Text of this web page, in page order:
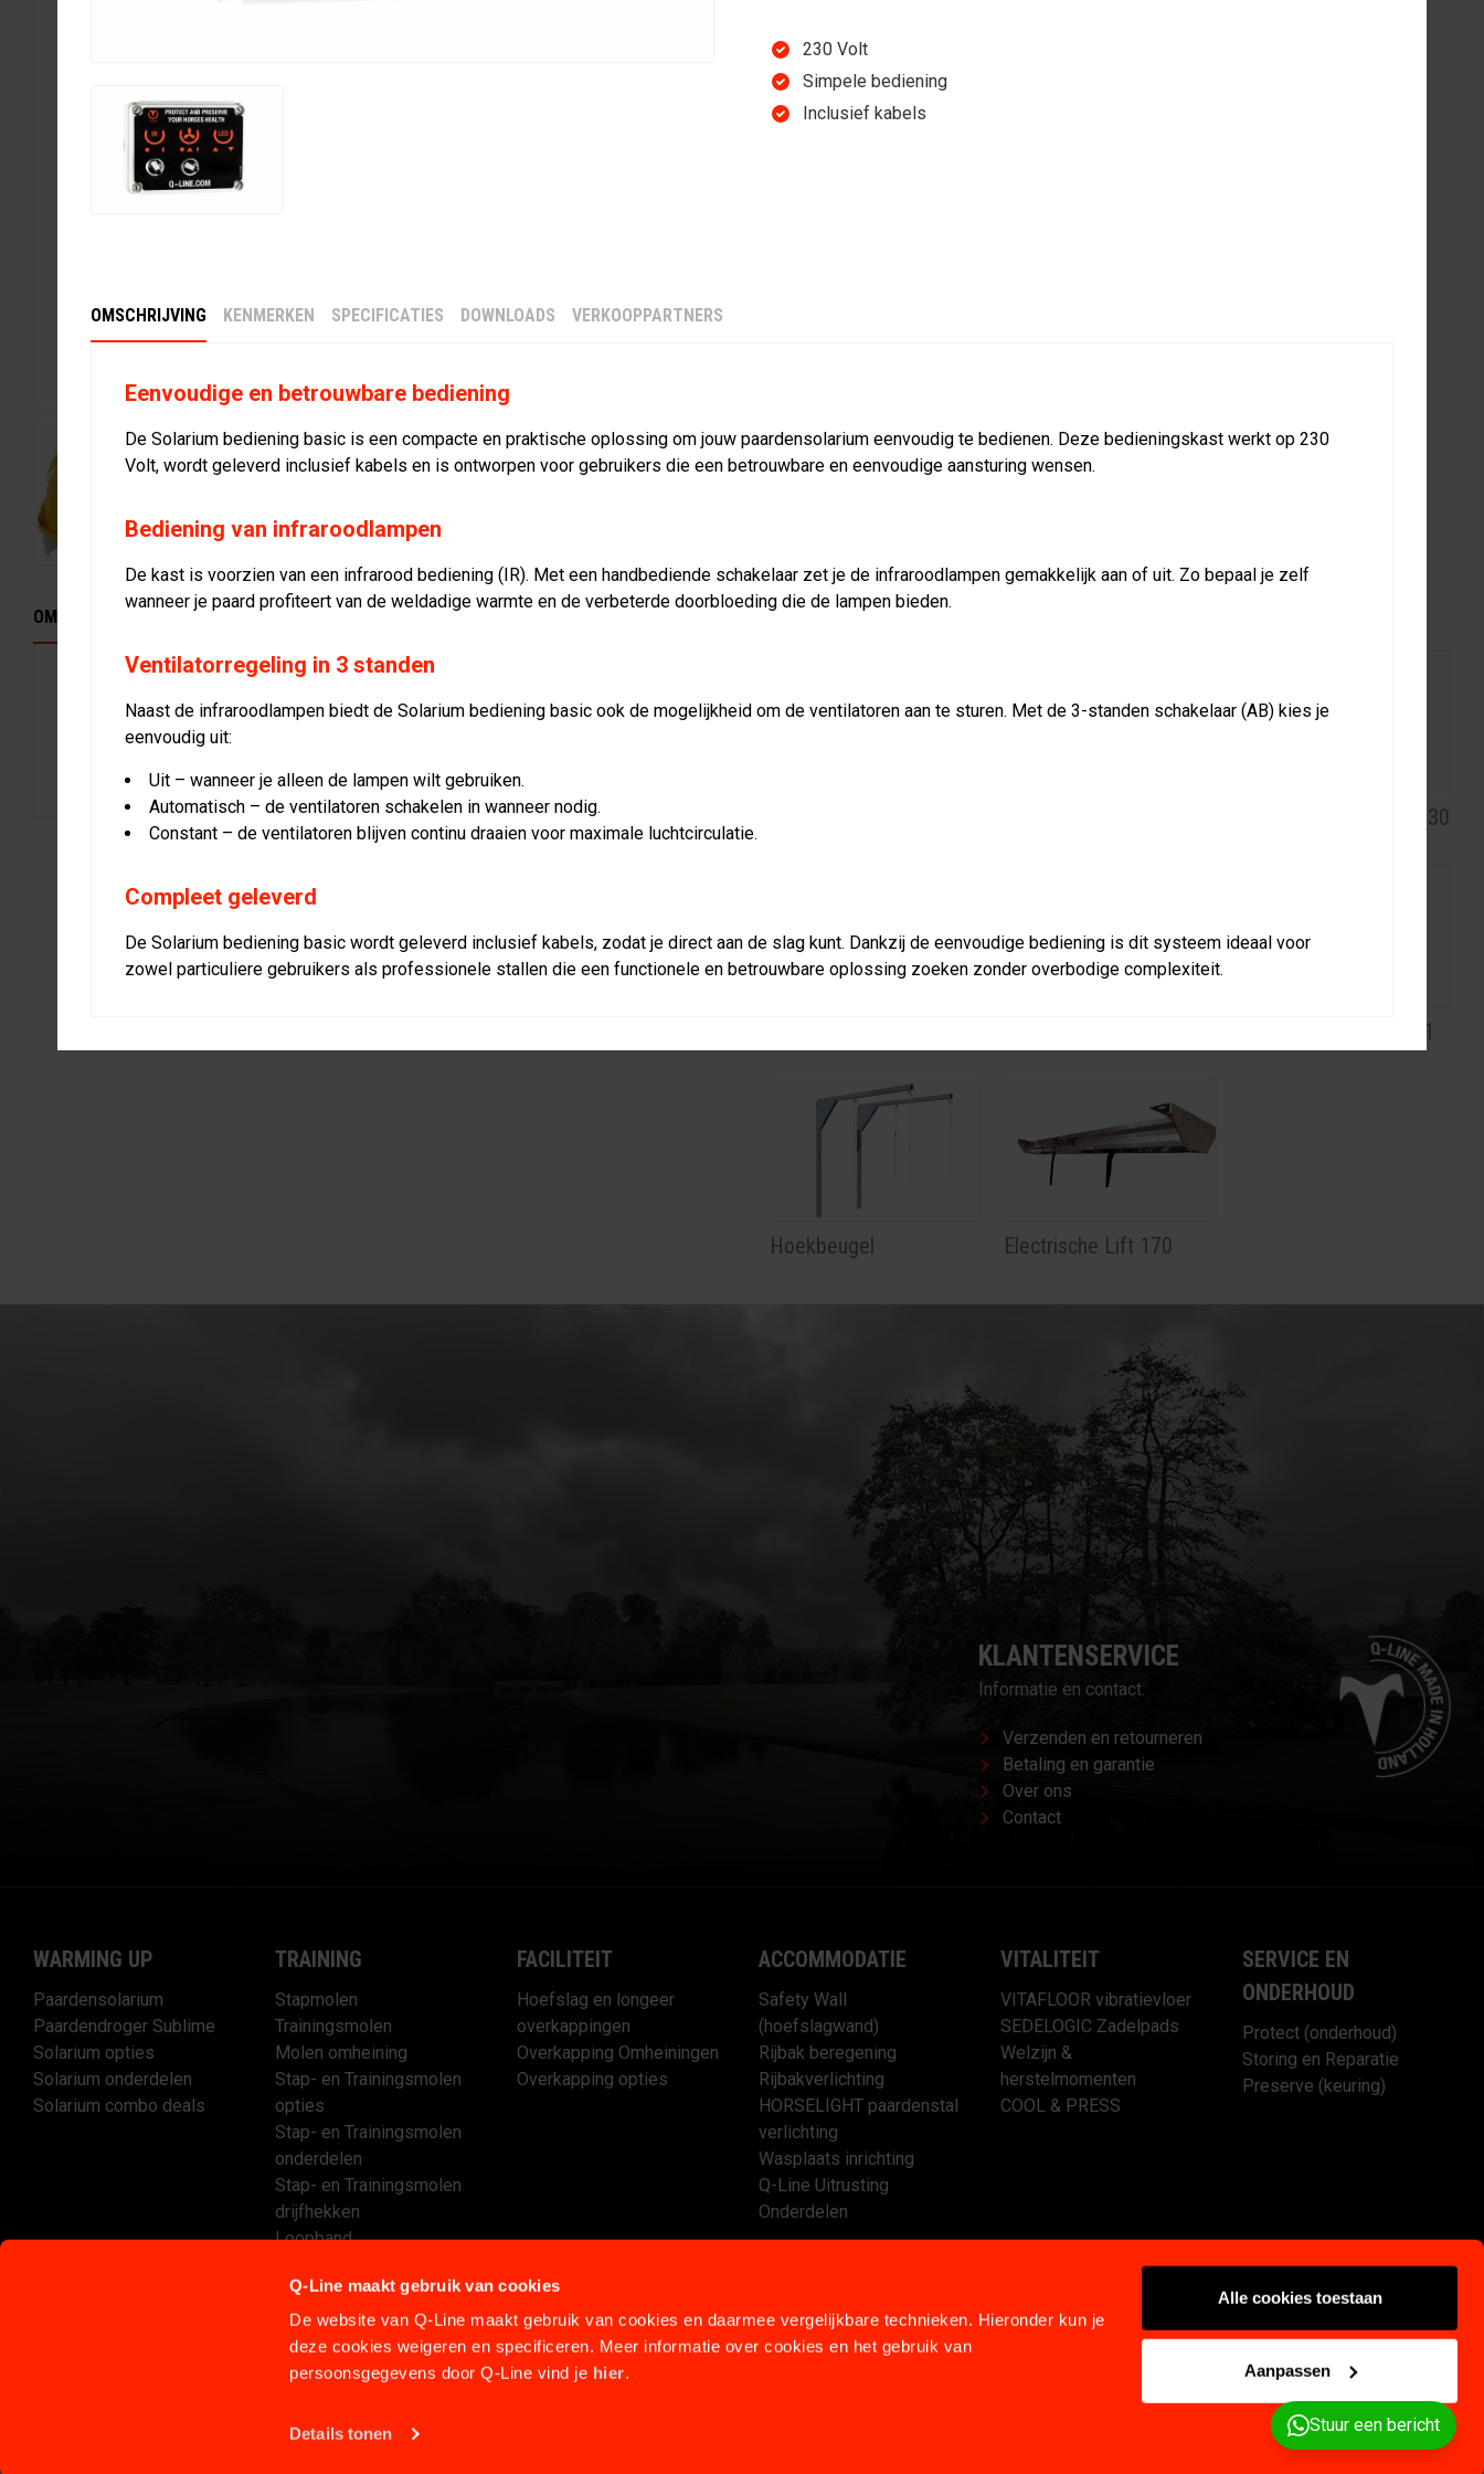
Q-Line maakt gebruik van cookies
De website van Q-Line maakt gebruik van cookies en daarmee vergelijkbare technieken. Hieronder kun je
deze cookies weigeren en specificeren. Meer informatie over cookies en het gebruik van
persoonsgegevens door Q-Line vind je hier.
Details tonen
Alle cookies toestaan
Aanpassen
Stuur een bericht
STANDAARD
Optioneel inclusief transport en levering
OMSCHRIJVING KENMERKEN DOWNLOADS
Onze monteurs zorgen voor een veilige, correcte en snelle montage, zodat
jouw solarium direct gebruiksklaar is. Of het nu gaat om een standaard
installatie of een maatwerkoplossing, wij nemen alles uit handen.
CONFIGURATIE & OPTIES
Bediening MT IR AB 230
Muntautomaat 230 € 1
Hoekbeugel Electrische Lift 170
230 Volt
Simpele bediening
Inclusief kabels
OMSCHRIJVING KENMERKEN SPECIFICATIES DOWNLOADS VERKOOPPARTNERS
Eenvoudige en betrouwbare bediening
De Solarium bediening basic is een compacte en praktische oplossing om jouw paardensolarium eenvoudig te bedienen. Deze bedieningskast werkt op 230
Volt, wordt geleverd inclusief kabels en is ontworpen voor gebruikers die een betrouwbare en eenvoudige aansturing wensen.
Bediening van infraroodlampen
De kast is voorzien van een infrarood bediening (IR). Met een handbediende schakelaar zet je de infraroodlampen gemakkelijk aan of uit. Zo bepaal je zelf
wanneer je paard profiteert van de weldadige warmte en de verbeterde doorbloeding die de lampen bieden.
Ventilatorregeling in 3 standen
Naast de infraroodlampen biedt de Solarium bediening basic ook de mogelijkheid om de ventilatoren aan te sturen. Met de 3-standen schakelaar (AB) kies je
eenvoudig uit:
Uit – wanneer je alleen de lampen wilt gebruiken.
Automatisch – de ventilatoren schakelen in wanneer nodig.
Constant – de ventilatoren blijven continu draaien voor maximale luchtcirculatie.
Compleet geleverd
De Solarium bediening basic wordt geleverd inclusief kabels, zodat je direct aan de slag kunt. Dankzij de eenvoudige bediening is dit systeem ideaal voor
zowel particuliere gebruikers als professionele stallen die een functionele en betrouwbare oplossing zoeken zonder overbodige complexiteit.
KLANTENSERVICE
Informatie en contact.
Verzenden en retourneren
Betaling en garantie
Over ons
Contact
WARMING UP
Paardensolarium
Paardendroger Sublime
Solarium opties
Solarium onderdelen
Solarium combo deals
TRAINING
Stapmolen
Trainingsmolen
Molen omheining
Stap- en Trainingsmolen
opties
Stap- en Trainingsmolen
onderdelen
Stap- en Trainingsmolen
drijfhekken
Loopband
FACILITEIT
Hoefslag en longeer
overkappingen
Overkapping Omheiningen
Overkapping opties
ACCOMMODATIE
Safety Wall
(hoefslagwand)
Rijbak beregening
Rijbakverlichting
HORSELIGHT paardenstal
verlichting
Wasplaats inrichting
Q-Line Uitrusting
Onderdelen
VITALITEIT
VITAFLOOR vibratievloer
SEDELOGIC Zadelpads
Welzijn &
herstelmomenten
COOL & PRESS
SERVICE EN
ONDERHOUD
Protect (onderhoud)
Storing en Reparatie
Preserve (keuring)
KlachtenregelingAlgemene voorwaarden